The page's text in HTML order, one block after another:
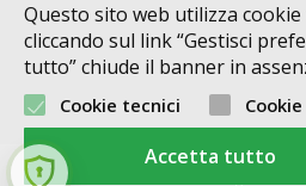
2015-2025 © - Nomi e immagini di
Questo sito web utilizza
cliccando sul link “Gestisci
tutto” chiude il banner in
Cookie tecnici
Accetta tutto